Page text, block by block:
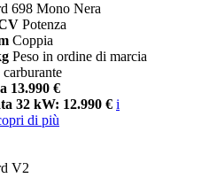
698 Mono Nera
Potenza
Coppia
Peso in ordine di marcia
carburante
13.990 €
32 kW: 12.990 € i
di più
V2